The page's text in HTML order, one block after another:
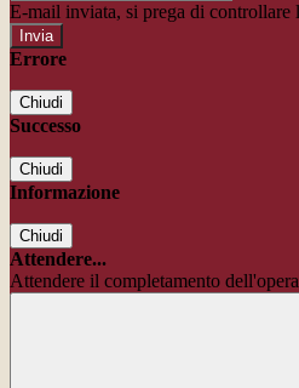
E-mail inviata, si prega di controllare
Errore
Chiudi
Successo
Chiudi
Informazione
Chiudi
Attendere...
Attendere il completamento